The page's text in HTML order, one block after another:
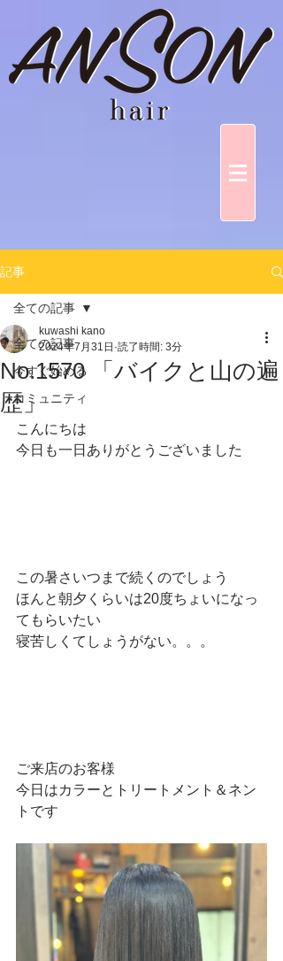
記事
全ての記事
今すぐ始める
コミュニティ
全ての記事
No.1570 「バイクと山の遍
歴」
kuwashi kano
2024年7月31日 読了時間: 3分
こんにちは
今日も一日ありがとうございました
この暑さいつまで続くのでしょう
ほんと朝夕くらいは20度ちょいになっ
てもらいたい
寝苦しくてしょうがない。。。
ご来店のお客様
今日はカラーとトリートメント＆ネン
トです